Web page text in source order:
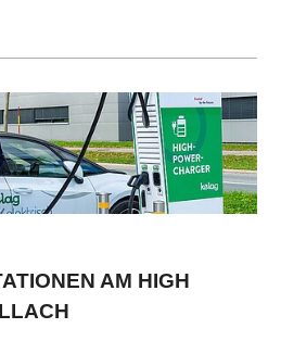
AM HIGH